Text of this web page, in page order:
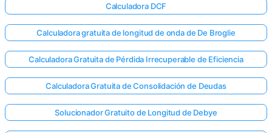
Calculadora DCF
Calculadora gratuita de longitud de onda de De Broglie
Calculadora Gratuita de Pérdida Irrecuperable de Eficiencia
Calculadora Gratuita de Consolidación de Deudas
Solucionador Gratuito de Longitud de Debye